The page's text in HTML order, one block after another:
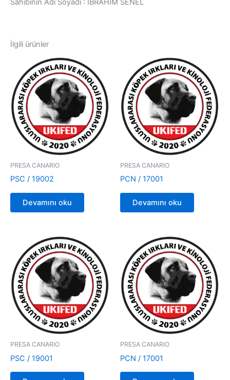
Sahibinin Adı Soyadı : İBRAHIM SENEL
İlgili ürünler
PRESA CANARIO
PSC / 19002
Devamını oku
PRESA CANARIO
PCN / 17001
Devamını oku
PRESA CANARIO
PSC / 19001
PRESA CANARIO
PCN / 17001